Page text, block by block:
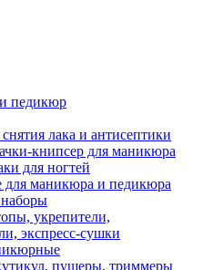
педикюр
лака и антисептики
книпсер для маникюра
для ногтей
для маникюра и педикюра
укрепители,
экспресс-сушки
пушеры, триммеры